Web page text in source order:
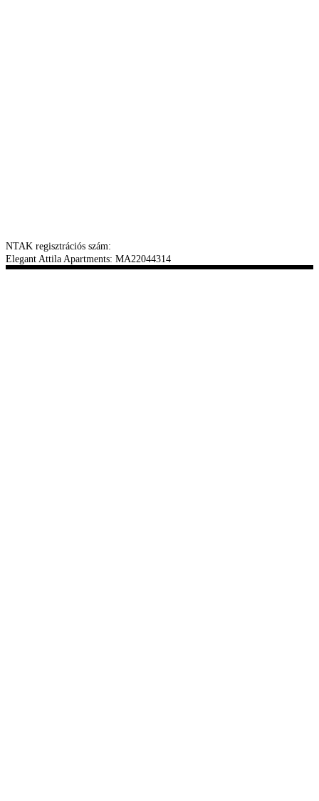
NTAK regisztrációs szám:
Elegant Attila Apartments: MA22044314